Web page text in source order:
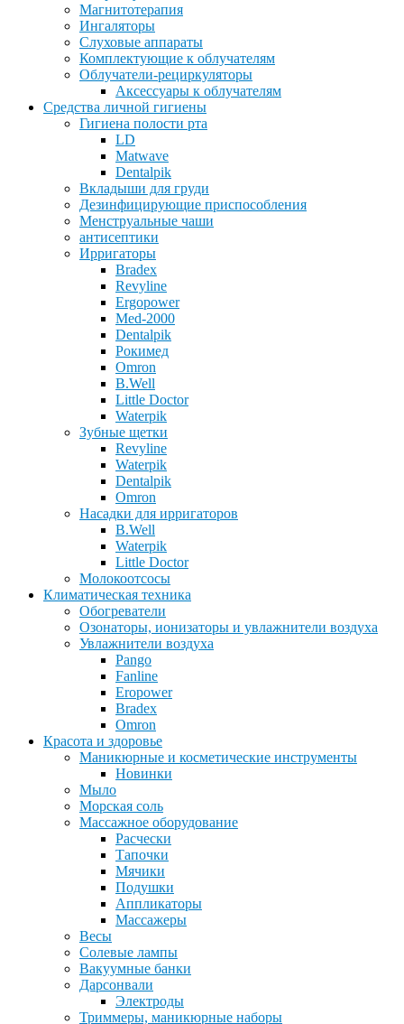
Магнитотерапия
Ингаляторы
Слуховые аппараты
Комплектующие к облучателям
Облучатели-рециркуляторы
Аксессуары к облучателям
Средства личной гигиены
Гигиена полости рта
LD
Matwave
Dentalpik
Вкладыши для груди
Дезинфицирующие приспособления
Менструальные чаши
антисептики
Ирригаторы
Bradex
Revyline
Ergopower
Med-2000
Dentalpik
Рокимед
Omron
B.Well
Little Doctor
Waterpik
Зубные щетки
Revyline
Waterpik
Dentalpik
Omron
Насадки для ирригаторов
B.Well
Waterpik
Little Doctor
Молокоотсосы
Климатическая техника
Обогреватели
Озонаторы, ионизаторы и увлажнители воздуха
Увлажнители воздуха
Pango
Fanline
Eropower
Bradex
Omron
Красота и здоровье
Маникюрные и косметические инструменты
Новинки
Мыло
Морская соль
Массажное оборудование
Расчески
Тапочки
Мячики
Подушки
Аппликаторы
Массажеры
Весы
Солевые лампы
Вакуумные банки
Дарсонвали
Электроды
Триммеры, маникюрные наборы